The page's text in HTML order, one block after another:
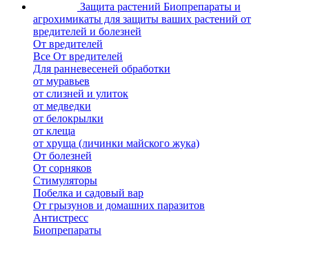
Защита растений Биопрепараты и
агрохимикаты для защиты ваших растений от
вредителей и болезней
От вредителей
Все От вредителей
Для ранневесеней обработки
от муравьев
от слизней и улиток
от медведки
от белокрылки
от клеща
от хруща (личинки майского жука)
От болезней
От сорняков
Стимуляторы
Побелка и садовый вар
От грызунов и домашних паразитов
Антистресс
Биопрепараты